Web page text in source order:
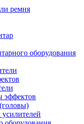
ремня
оборудования
эффектов